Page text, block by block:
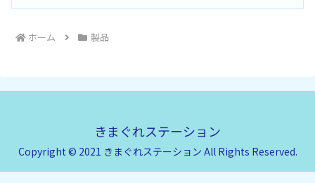
ホーム 製品
きまぐれステーション
Copyright © 2021 きまぐれステーション All Rights Reserved.